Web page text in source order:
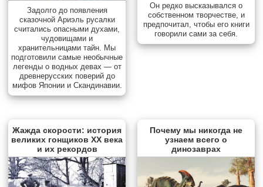
Задолго до появления
сказочной Ариэль русалки
считались опасными духами,
чудовищами и
хранительницами тайн. Мы
подготовили самые необычные
легенды о водных девах — от
древнерусских поверий до
мифов Японии и Скандинавии.
Он редко высказывался о
собственном творчестве, и
предпочитал, чтобы его книги
говорили сами за себя.
Жажда скорости: история
великих гонщиков XX века
и их рекордов
Почему мы никогда не
узнаем всего о
динозаврах